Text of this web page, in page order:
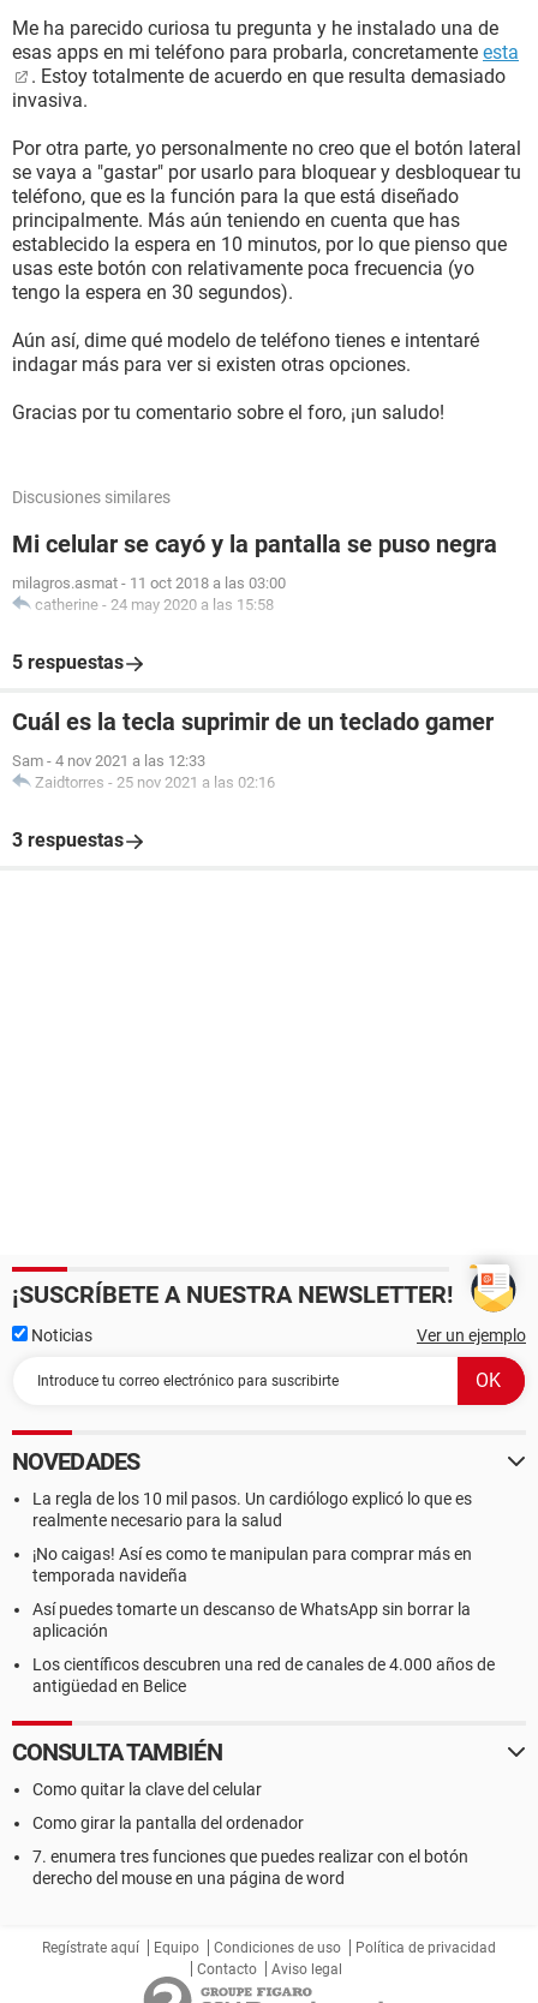
Me ha parecido curiosa tu pregunta y he instalado una de
esas apps en mi teléfono para probarla, concretamente esta
. Estoy totalmente de acuerdo en que resulta demasiado
invasiva.
Por otra parte, yo personalmente no creo que el botón lateral
se vaya a "gastar" por usarlo para bloquear y desbloquear tu
teléfono, que es la función para la que está diseñado
principalmente. Más aún teniendo en cuenta que has
establecido la espera en 10 minutos, por lo que pienso que
usas este botón con relativamente poca frecuencia (yo
tengo la espera en 30 segundos).
Aún así, dime qué modelo de teléfono tienes e intentaré
indagar más para ver si existen otras opciones.
Gracias por tu comentario sobre el foro, ¡un saludo!
Discusiones similares
Mi celular se cayó y la pantalla se puso negra
milagros.asmat - 11 oct 2018 a las 03:00
catherine - 24 may 2020 a las 15:58
5 respuestas
Cuál es la tecla suprimir de un teclado gamer
Sam - 4 nov 2021 a las 12:33
Zaidtorres - 25 nov 2021 a las 02:16
3 respuestas
¡SUSCRÍBETE A NUESTRA NEWSLETTER!
Noticias Ver un ejemplo
NOVEDADES
La regla de los 10 mil pasos. Un cardiólogo explicó lo que es
realmente necesario para la salud
¡No caigas! Así es como te manipulan para comprar más en
temporada navideña
Así puedes tomarte un descanso de WhatsApp sin borrar la
aplicación
Los científicos descubren una red de canales de 4.000 años de
antigüedad en Belice
CONSULTA TAMBIÉN
Como quitar la clave del celular
Como girar la pantalla del ordenador
7. enumera tres funciones que puedes realizar con el botón
derecho del mouse en una página de word
Regístrate aquí Equipo Condiciones de uso
Política de privacidad
Contacto
Aviso legal